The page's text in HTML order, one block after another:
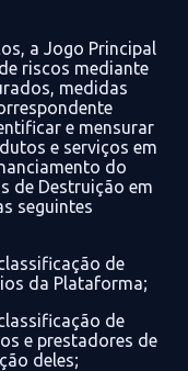
a Jogo Principal
de riscos mediante
medidas
e mensurar
e serviços em
do
de Destruição em
seguintes
de
da Plataforma;
de
e prestadores de
deles;